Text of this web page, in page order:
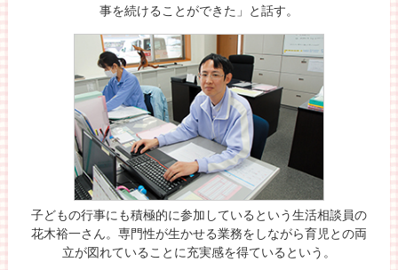
事を続けることができた」と話す。
子どもの行事にも積極的に参加しているという生活相談員の
花木裕一さん。専門性が生かせる業務をしながら育児との両
立が図れていることに充実感を得ているという。